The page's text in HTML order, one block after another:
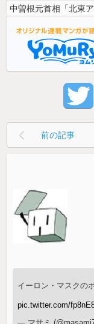
中曽根元首相「北東
前の記事
イーロン・マスクの
pic.twitter.com/